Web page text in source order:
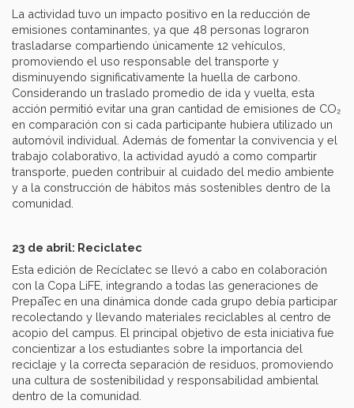
La actividad tuvo un impacto positivo en la reducción de
emisiones contaminantes, ya que 48 personas lograron
trasladarse compartiendo únicamente 12 vehículos,
promoviendo el uso responsable del transporte y
disminuyendo significativamente la huella de carbono.
Considerando un traslado promedio de ida y vuelta, esta
acción permitió evitar una gran cantidad de emisiones de CO₂
en comparación con si cada participante hubiera utilizado un
automóvil individual. Además de fomentar la convivencia y el
trabajo colaborativo, la actividad ayudó a como compartir
transporte, pueden contribuir al cuidado del medio ambiente
y a la construcción de hábitos más sostenibles dentro de la
comunidad.
23 de abril: Reciclatec
Esta edición de Recíclatec se llevó a cabo en colaboración
con la Copa LiFE, integrando a todas las generaciones de
PrepaTec en una dinámica donde cada grupo debía participar
recolectando y llevando materiales reciclables al centro de
acopio del campus. El principal objetivo de esta iniciativa fue
concientizar a los estudiantes sobre la importancia del
reciclaje y la correcta separación de residuos, promoviendo
una cultura de sostenibilidad y responsabilidad ambiental
dentro de la comunidad.